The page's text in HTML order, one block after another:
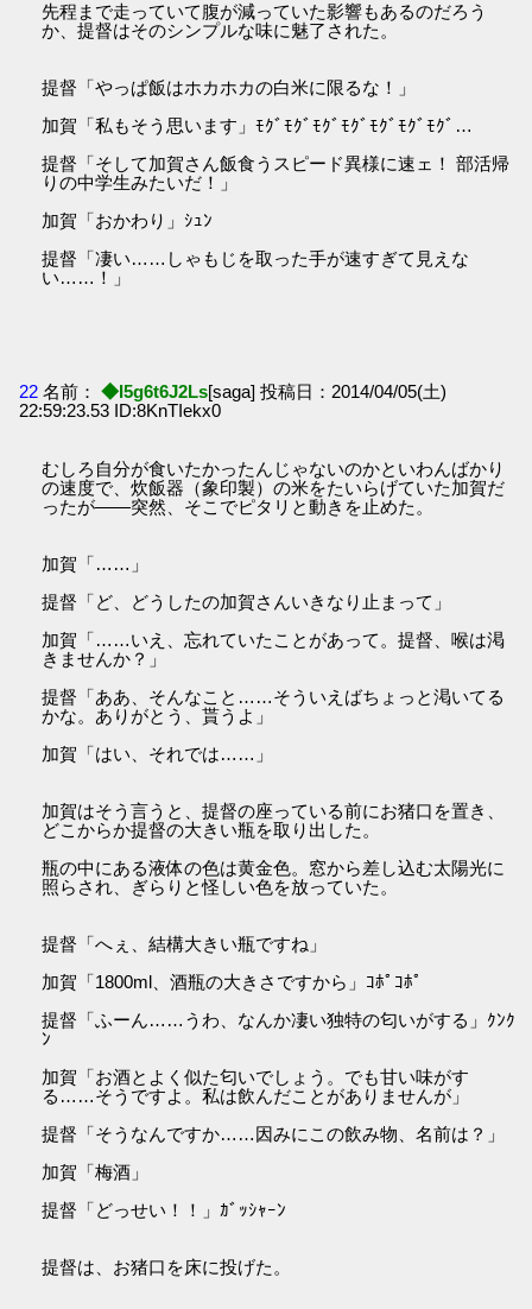
先程まで走っていて腹が減っていた影響もあるのだろう
か、提督はそのシンプルな味に魅了された。
提督「やっぱ飯はホカホカの白米に限るな！」
加賀「私もそう思います」ﾓｸﾞﾓｸﾞﾓｸﾞﾓｸﾞﾓｸﾞﾓｸﾞﾓｸﾞ…
提督「そして加賀さん飯食うスピード異様に速ェ！ 部活帰
りの中学生みたいだ！」
加賀「おかわり」ｼｭﾝ
提督「凄い……しゃもじを取った手が速すぎて見えな
い……！」
22 名前： ◆I5g6t6J2Ls[saga] 投稿日：2014/04/05(土)
22:59:23.53 ID:8KnTIekx0
むしろ自分が食いたかったんじゃないのかといわんばかり
の速度で、炊飯器（象印製）の米をたいらげていた加賀だ
ったが――突然、そこでピタリと動きを止めた。
加賀「……」
提督「ど、どうしたの加賀さんいきなり止まって」
加賀「……いえ、忘れていたことがあって。提督、喉は渇
きませんか？」
提督「ああ、そんなこと……そういえばちょっと渇いてる
かな。ありがとう、貰うよ」
加賀「はい、それでは……」
加賀はそう言うと、提督の座っている前にお猪口を置き、
どこからか提督の大きい瓶を取り出した。
瓶の中にある液体の色は黄金色。窓から差し込む太陽光に
照らされ、ぎらりと怪しい色を放っていた。
提督「へぇ、結構大きい瓶ですね」
加賀「1800ml、酒瓶の大きさですから」ｺﾎﾟｺﾎﾟ
提督「ふーん……うわ、なんか凄い独特の匂いがする」ｸﾝｸ
ﾝ
加賀「お酒とよく似た匂いでしょう。でも甘い味がす
る……そうですよ。私は飲んだことがありませんが」
提督「そうなんですか……因みにこの飲み物、名前は？」
加賀「梅酒」
提督「どっせい！！」ｶﾞｯｼｬｰﾝ
提督は、お猪口を床に投げた。